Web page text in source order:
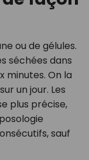
ou de gélules.
séchées dans
minutes. On la
un jour. Les
plus précise,
sauf